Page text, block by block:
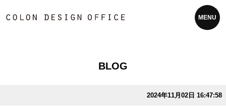
MENU
BLOG
2024年11月02日 16:47:58